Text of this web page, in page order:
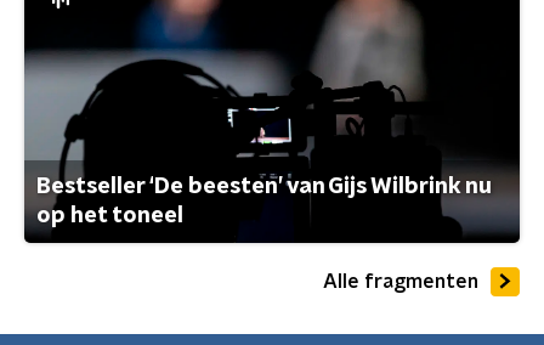
Bestseller ‘De beesten’ van Gijs Wilbrink nu
op het toneel
Alle fragmenten